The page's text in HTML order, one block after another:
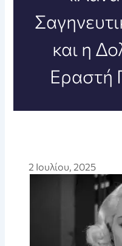
και η
Εραστή
2 Ιουλίου, 2025